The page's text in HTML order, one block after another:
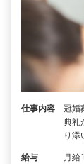
仕事内容
冠婚
典礼
り添
給与 月給